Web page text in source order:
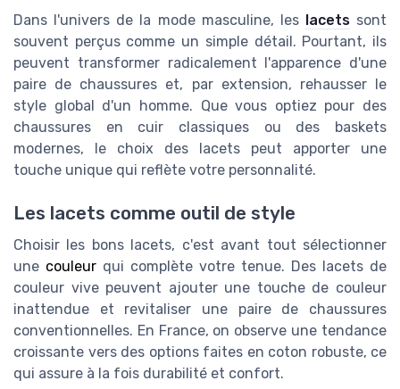
Dans l'univers de la mode masculine, les lacetssont
souvent perçus comme un simple détail. Pourtant, ils
peuvent transformer radicalement l'apparence d'une
paire de chaussures et, par extension, rehausser le
style global d'un homme. Que vous optiez pour des
chaussures en cuir classiques ou des baskets
modernes, le choix des lacets peut apporter une
touche unique qui reflète votre personnalité.
Les lacets comme outil de style
Choisir les bons lacets, c'est avant tout sélectionner
une couleur qui complète votre tenue. Des lacets de
couleur vive peuvent ajouter une touche de couleur
inattendue et revitaliser une paire de chaussures
conventionnelles. En France, on observe une tendance
croissante vers des options faites en coton robuste, ce
qui assure à la fois durabilité et confort.